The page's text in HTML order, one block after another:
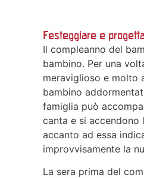
Festeggiare e
Il compleanno del
bambino. Per una
meraviglioso e molto
bambino
famiglia può
canta e si accendono
accanto ad essa
improvvisamente la
La sera prima del